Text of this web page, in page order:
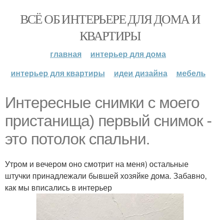
ВСЁ ОБ ИНТЕРЬЕРЕ ДЛЯ ДОМА И
КВАРТИРЫ
главная
интерьер для дома
интерьер для квартиры
идеи дизайна мебель
Интересные снимки с моего
пристанища) первый снимок -
это потолок спальни.
Утром и вечером оно смотрит на меня) остальные
штучки принадлежали бывшей хозяйке дома. Забавно,
как мы вписались в интерьер